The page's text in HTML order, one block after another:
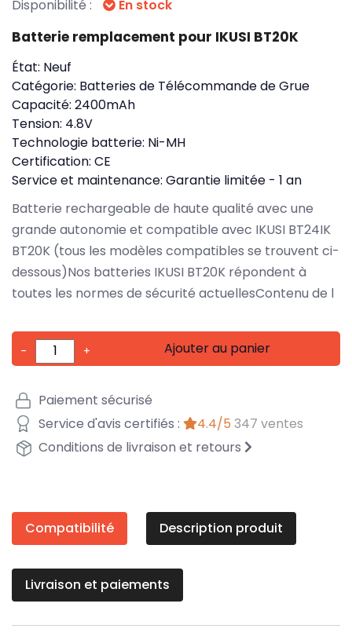
Disponibilité : En stock
Batterie remplacement pour IKUSI BT20K
État: Neuf
Catégorie: Batteries de Télécommande de Grue
Capacité: 2400mAh
Tension: 4.8V
Technologie batterie: Ni-MH
Certification: CE
Service et maintenance: Garantie limitée - 1 an
Batterie rechargeable de haute qualité avec une
grande autonomie et compatible avec IKUSI BT24IK
BT20K (tous les modèles compatibles se trouvent ci-
dessous)Nos batteries IKUSI BT20K répondent à
toutes les normes de sécurité actuellesContenu de l
- + Ajouter au panier
Paiement sécurisé
Service d'avis certifiés :
4.4/5 347 ventes
Conditions de livraison et retours
Compatibilité Description produit
Livraison et paiements